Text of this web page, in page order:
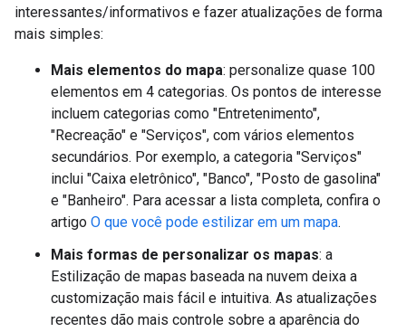
interessantes/informativos e fazer atualizações de forma
mais simples:
Mais elementos do mapa: personalize quase 100
elementos em 4 categorias. Os pontos de interesse
incluem categorias como "Entretenimento",
"Recreação" e "Serviços", com vários elementos
secundários. Por exemplo, a categoria "Serviços"
inclui "Caixa eletrônico", "Banco", "Posto de gasolina"
e "Banheiro". Para acessar a lista completa, confira o
artigo O que você pode estilizar em um mapa.
Mais formas de personalizar os mapas: a
Estilização de mapas baseada na nuvem deixa a
customização mais fácil e intuitiva. As atualizações
recentes dão mais controle sobre a aparência do